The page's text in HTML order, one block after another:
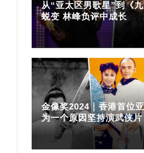
从“亚太区男歌星”到《
蜕变 林峰负评中成长
金像奖2024｜香港首位
为一个原因坚持演武侠片